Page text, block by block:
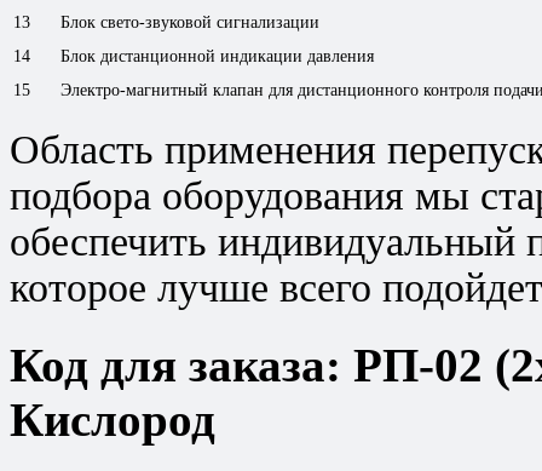
13
Блок свето-звуковой сигнализации
14
Блок дистанционной индикации давления
15
Электро-магнитный клапан для дистанционного контроля
Область применения
подбора оборудования мы
обеспечить индивидуальный
которое лучше всего
Код для заказа: РП-02
Кислород